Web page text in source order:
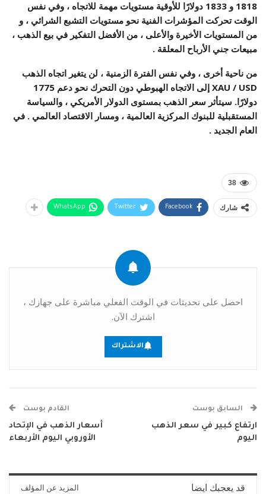
1818 و 1833 دولارًا للأوقية مستويات مهمة للاتجاه ، وفي نفس
الوقت تحركت المؤشرات الفنية نحو مستويات التشبع الشرائي ، و
من المستويات الأخيرة والأعلى ، من الأفضل التفكير في بيع الذهب ،
مبيعات جني الأرباح المعلقة .
من ناحية أخرى ، وفي نفس الفترة الزمنية ، لن يتغير اتجاه الذهب
XAU / USD إلى الاتجاه الهبوطي دون التحرك نحو دعم 1775
دولارًا. سيتأثر سعر الذهب بمستوى الدولار الأمريكي ، والسياسة
المستقبلية للبنوك المركزية العالمية ، ومسار الاقتصاد العالمي . في
العام الجديد .
38
شارك Facebook
Twitter
WhatsApp
احصل على تحديثات في الوقت الفعلي مباشرة على جهازك ،
اشترك الآن.
الاشتراك
السابق بوست
ارتفاع كبير في سعر الذهب
اليوم
القادم بوست
أسعار الذهب في الإتحاد
الأوروبي اليوم الأربعاء
قد يعجبك ايضا المزيد عن المؤلف